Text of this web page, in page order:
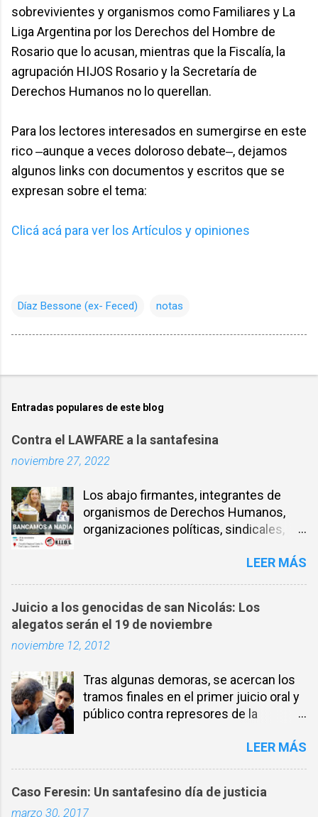
sobrevivientes y organismos como Familiares y La
Liga Argentina por los Derechos del Hombre de
Rosario que lo acusan, mientras que la Fiscalía, la
agrupación HIJOS Rosario y la Secretaría de
Derechos Humanos no lo querellan.
Para los lectores interesados en sumergirse en este
rico ‒aunque a veces doloroso debate‒, dejamos
algunos links con documentos y escritos que se
expresan sobre el tema:
Clicá acá para ver los Artículos y opiniones
Díaz Bessone (ex- Feced) notas
Entradas populares de este blog
Contra el LAWFARE a la santafesina
noviembre 27, 2022
Los abajo firmantes, integrantes de
organismos de Derechos Humanos,
organizaciones políticas, sindicales,
nuestra solidaridad con la compañera
juicios por delitos de Lesa Humanidad
en Santa Fe y militante incansable por
la Memoria, la verdad y la Justicia. El 26
ilegalmente las oficinas del Ministerio
de Seguridad de la provincia de Santa
Fe, implicando a algunxs trabajadorxs,
Nadia Schujman, en un proceso judicial
lleno de irregularidades. Carente de
pruebas, la causa avanzó
mediáticamente con difamaciones y
LEER MÁS
Juicio a los genocidas de san Nicolás: Los
alegatos serán el 19 de noviembre
noviembre 12, 2012
Tras algunas demoras, se acercan los
tramos finales en el primer juicio oral y
público contra represores de la
cabo en la Justicia Federal de
noviembre. Este lunes desde las 9.30,
LEER MÁS
Caso Feresin: Un santafesino día de justicia
marzo 30, 2017